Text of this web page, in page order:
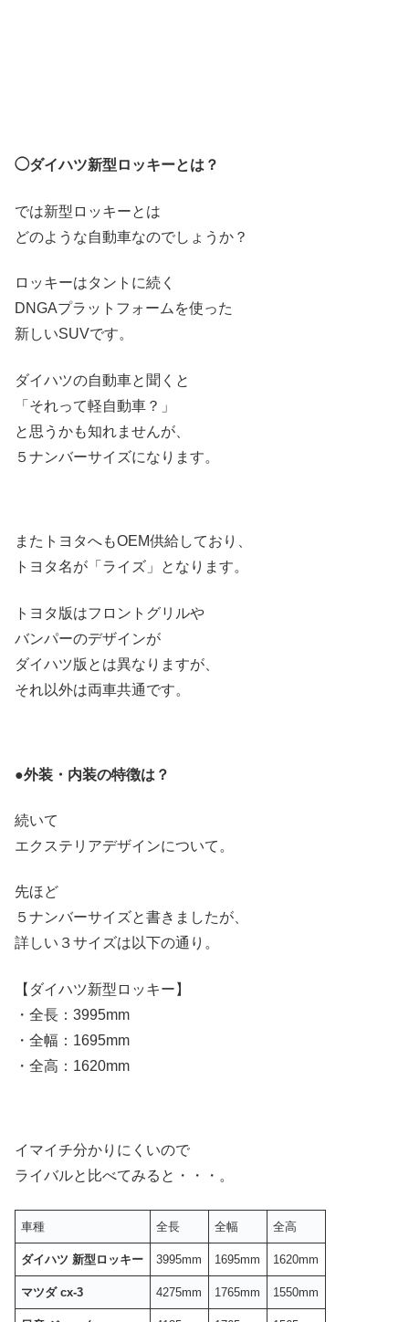
◯ダイハツ新型ロッキーとは？
では新型ロッキーとは
どのような自動車なのでしょうか？
ロッキーはタントに続く
DNGAプラットフォームを使った
新しいSUVです。
ダイハツの自動車と聞くと
「それって軽自動車？」
と思うかも知れませんが、
５ナンバーサイズになります。
またトヨタへもOEM供給しており、
トヨタ名が「ライズ」となります。
トヨタ版はフロントグリルや
バンパーのデザインが
ダイハツ版とは異なりますが、
それ以外は両車共通です。
●外装・内装の特徴は？
続いて
エクステリアデザインについて。
先ほど
５ナンバーサイズと書きましたが、
詳しい３サイズは以下の通り。
【ダイハツ新型ロッキー】
・全長：3995mm
・全幅：1695mm
・全高：1620mm
イマイチ分かりにくいので
ライバルと比べてみると・・・。
車種 全長 全幅 全高
ダイハツ 新型ロッキー 3995mm 1695mm 1620mm
マツダ cx-3 4275mm 1765mm 1550mm